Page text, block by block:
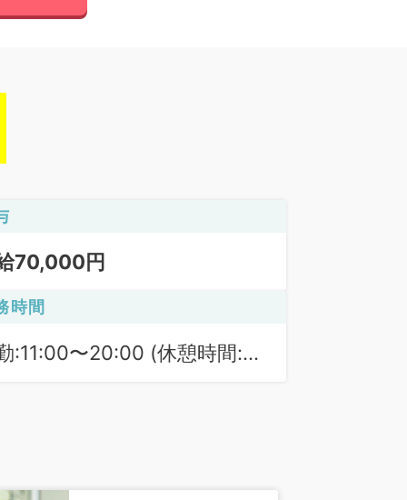
70,000円
時間
:11:00〜20:00 (休憩時間: